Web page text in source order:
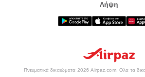
Λήψη
Πνευματικά δικαιώματα 2026 Airpaz.com. Ολα τα